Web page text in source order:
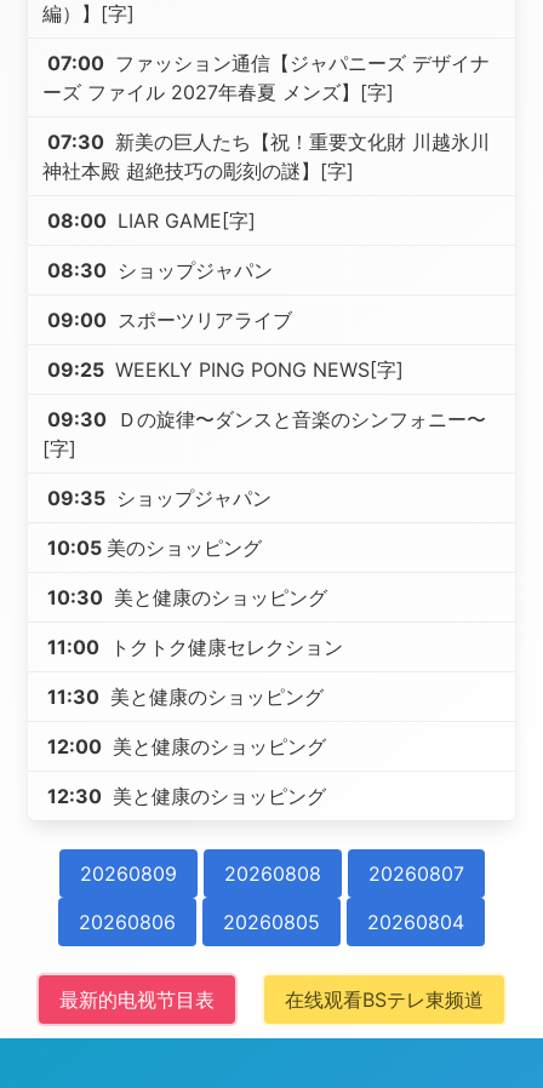
編）】[字]
07:00 ファッション通信【ジャパニーズ デザイナ
ーズ ファイル 2027年春夏 メンズ】[字]
07:30 新美の巨人たち【祝！重要文化財 川越氷川
神社本殿 超絶技巧の彫刻の謎】[字]
08:00 LIAR GAME[字]
08:30 ショップジャパン
09:00 スポーツリアライブ
09:25 WEEKLY PING PONG NEWS[字]
09:30 Ｄの旋律〜ダンスと音楽のシンフォニー〜
[字]
09:35 ショップジャパン
10:05 美のショッピング
10:30 美と健康のショッピング
11:00 トクトク健康セレクション
11:30 美と健康のショッピング
12:00 美と健康のショッピング
12:30 美と健康のショッピング
20260809 20260808
20260807
20260806
20260805 20260804
最新的电视节目表 在线观看BSテレ東频道